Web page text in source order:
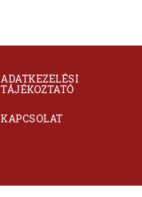
ADATKEZELÉSI
TÁJÉKOZTATÓ
KAPCSOLAT